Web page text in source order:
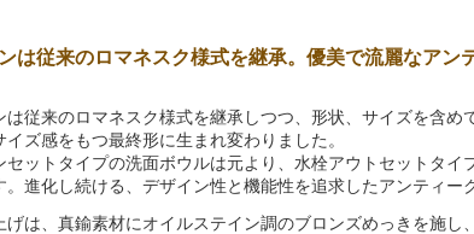
は従来のロマネスク様式を継承。優美で流麗なアン
は従来のロマネスク様式を継承しつつ、形状、サイズを含
イズ感をもつ最終形に生まれ変わりました。
セットタイプの洗面ボウルは元より、水栓アウトセットタ
。進化し続ける、デザイン性と機能性を追求したアンティー
げは、真鍮素材にオイルステイン調のブロンズめっきを施